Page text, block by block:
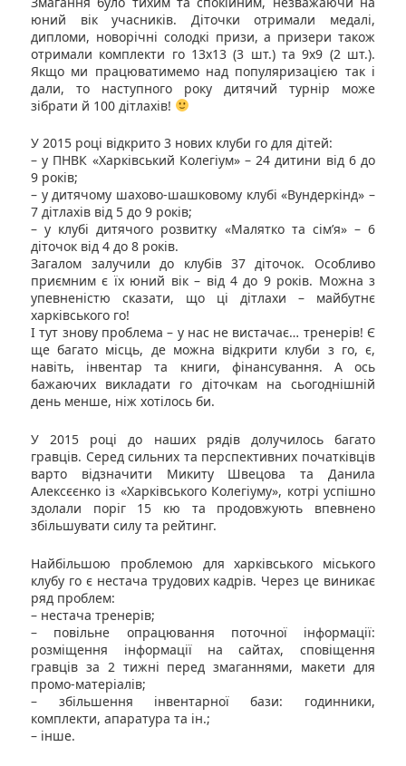
юний вік учасників. Діточки отримали медалі,
дипломи, новорічні солодкі призи, а призери також
отримали комплекти го 13х13 (3 шт.) та 9х9 (2 шт.).
Якщо ми працюватимемо над популяризацією так і
дали, то наступного року дитячий турнір може
зібрати й 100 дітлахів!
У 2015 році відкрито 3 нових клуби го для дітей:
– у ПНВК «Харківський Колегіум» – 24 дитини від 6 до
9 років;
– у дитячому шахово-шашковому клубі «Вундеркінд» –
7 дітлахів від 5 до 9 років;
– у клубі дитячого розвитку «Малятко та сім’я» – 6
діточок від 4 до 8 років.
Загалом залучили до клубів 37 діточок. Особливо
приємним є їх юний вік – від 4 до 9 років. Можна з
упевненістю сказати, що ці дітлахи – майбутнє
харківського го!
І тут знову проблема – у нас не вистачає… тренерів! Є
ще багато місць, де можна відкрити клуби з го, є,
навіть, інвентар та книги, фінансування. А ось
бажаючих викладати го діточкам на сьогоднішній
день менше, ніж хотілось би.
У 2015 році до наших рядів долучилось багато
гравців. Серед сильних та перспективних початківців
варто відзначити Микиту Швецова та Данила
Алексєєнко із «Харківського Колегіуму», котрі успішно
здолали поріг 15 кю та продовжують впевнено
збільшувати силу та рейтинг.
Найбільшою проблемою для харківського міського
клубу го є нестача трудових кадрів. Через це виникає
ряд проблем:
– нестача тренерів;
– повільне опрацювання поточної інформації:
розміщення інформації на сайтах, сповіщення
гравців за 2 тижні перед змаганнями, макети для
промо-матеріалів;
– збільшення інвентарної бази: годинники,
комплекти, апаратура та ін.;
– інше.